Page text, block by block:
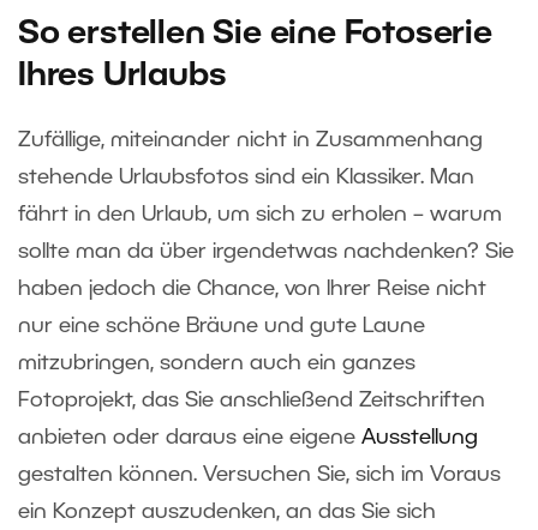
So erstellen Sie eine Fotoserie
Ihres Urlaubs
Zufällige, miteinander nicht in Zusammenhang
stehende Urlaubsfotos sind ein Klassiker. Man
fährt in den Urlaub, um sich zu erholen – warum
sollte man da über irgendetwas nachdenken? Sie
haben jedoch die Chance, von Ihrer Reise nicht
nur eine schöne Bräune und gute Laune
mitzubringen, sondern auch ein ganzes
Fotoprojekt, das Sie anschließend Zeitschriften
anbieten oder daraus eine eigene Ausstellung
gestalten können. Versuchen Sie, sich im Voraus
ein Konzept auszudenken, an das Sie sich